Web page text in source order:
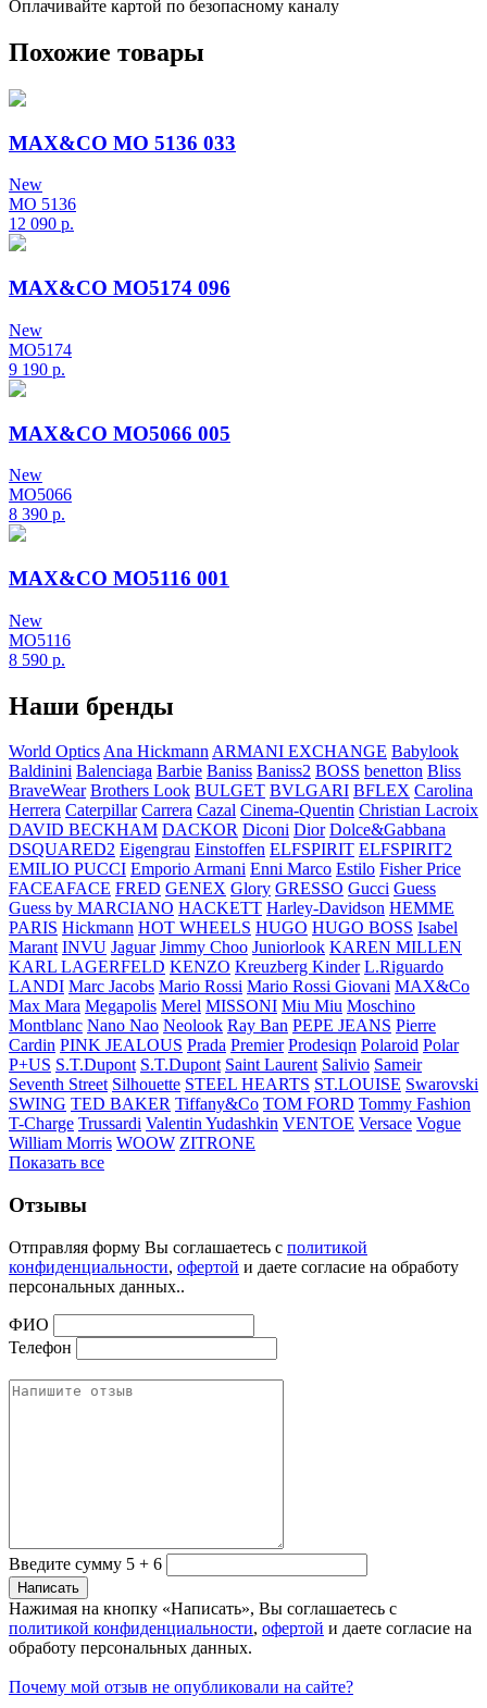
Оплачивайте картой по безопасному каналу
Похожие товары
MAX&CO MO 5136 033
New
MO 5136
12 090 р.
MAX&CO MO5174 096
New
MO5174
9 190 р.
MAX&CO MO5066 005
New
MO5066
8 390 р.
MAX&CO MO5116 001
New
MO5116
8 590 р.
Наши бренды
World OpticsAna HickmannARMANI EXCHANGE Babylook
Baldinini Balenciaga Barbie Baniss Baniss2 BOSS benetton Bliss
BraveWear Brothers Look BULGET BVLGARI BFLEX Carolina
Herrera Caterpillar Carrera Cazal Cinema-Quentin Christian Lacroix
DAVID BECKHAM DACKOR Diconi Dior Dolce&Gabbana
DSQUARED2 Eigengrau Einstoffen ELFSPIRIT ELFSPIRIT2
EMILIO PUCCI Emporio Armani Enni Marco Estilo Fisher Price
FACEAFACE FRED GENEX Glory GRESSO Gucci Guess
Guess by MARCIANO HACKETT Harley-Davidson HEMME
PARIS Hickmann HOT WHEELS HUGO HUGO BOSS Isabel
Marant INVU Jaguar Jimmy Choo Juniorlook KAREN MILLEN
KARL LAGERFELD KENZO Kreuzberg Kinder L.Riguardo
LANDI Marc Jacobs Mario Rossi Mario Rossi Giovani MAX&Co
Max Mara Megapolis Merel MISSONI Miu Miu Moschino
Montblanc Nano Nao Neolook Ray Ban PEPE JEANS Pierre
Cardin PINK JEALOUS Prada Premier Prodesiqn Polaroid Polar
P+US S.T.Dupont S.T.Dupont Saint Laurent Salivio Sameir
Seventh Street Silhouette STEEL HEARTS ST.LOUISE Swarovski
SWING TED BAKER Tiffany&Co TOM FORD Tommy Fashion
T-Charge Trussardi Valentin Yudashkin VENTOE Versace Vogue
William Morris WOOW ZITRONE
Показать все
Отзывы
Отправляя форму Вы соглашаетесь с политикой
конфиденциальности, офертой и даете согласие на обработу
персональных данных..
ФИО
Телефон
Введите сумму 5 + 6
Нажимая на кнопку «Написать», Вы соглашаетесь с
политикой конфиденциальности, офертой и даете согласие на
обработу персональных данных.
Почему мой отзыв не опубликовали на сайте?